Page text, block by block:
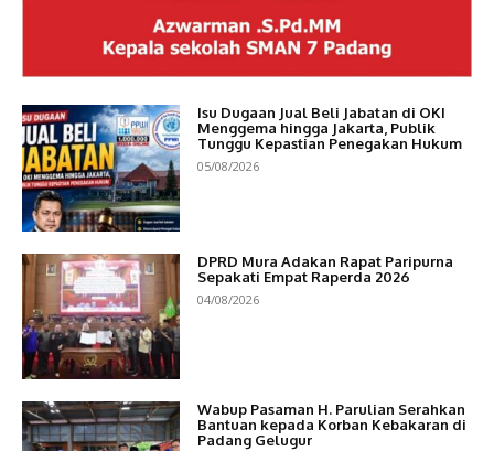
Isu Dugaan Jual Beli Jabatan di OKI
Menggema hingga Jakarta, Publik
Tunggu Kepastian Penegakan Hukum
05/08/2026
DPRD Mura Adakan Rapat Paripurna
Sepakati Empat Raperda 2026
04/08/2026
Wabup Pasaman H. Parulian Serahkan
Bantuan kepada Korban Kebakaran di
Padang Gelugur